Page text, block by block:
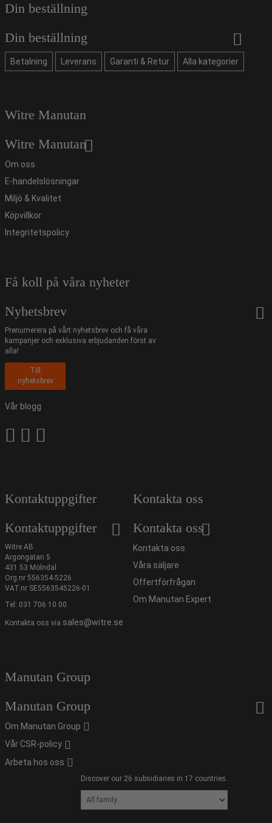
Din beställning
Din beställning
Betalning Leverans Garanti & Retur Alla kategorier
Witre Manutan
Witre Manutan
Om oss
E-handelslösningar
Miljö & Kvalitet
Köpvillkor
Integritetspolicy
Få koll på våra nyheter
Nyhetsbrev
Prenumerera på vårt nyhetsbrev och få våra
kampanjer och exklusiva erbjudanden först av
alla!
Till
nyhetsbrev
Vår blogg
Kontaktuppgifter
Kontaktuppgifter
Witre AB
Argongatan 5
431 53 Mölndal
Org.nr 556354-5226
VAT.nr SE5563545226-01
Tel: 031 706 10 00
Kontakta oss via sales@witre.se
Kontakta oss
Kontakta oss
Kontakta oss
Våra säljare
Offertförfrågan
Om Manutan Expert
Manutan Group
Manutan Group
Om Manutan Group
Vår CSR-policy
Arbeta hos oss
Discover our 26 subsidiaries in 17 countries.